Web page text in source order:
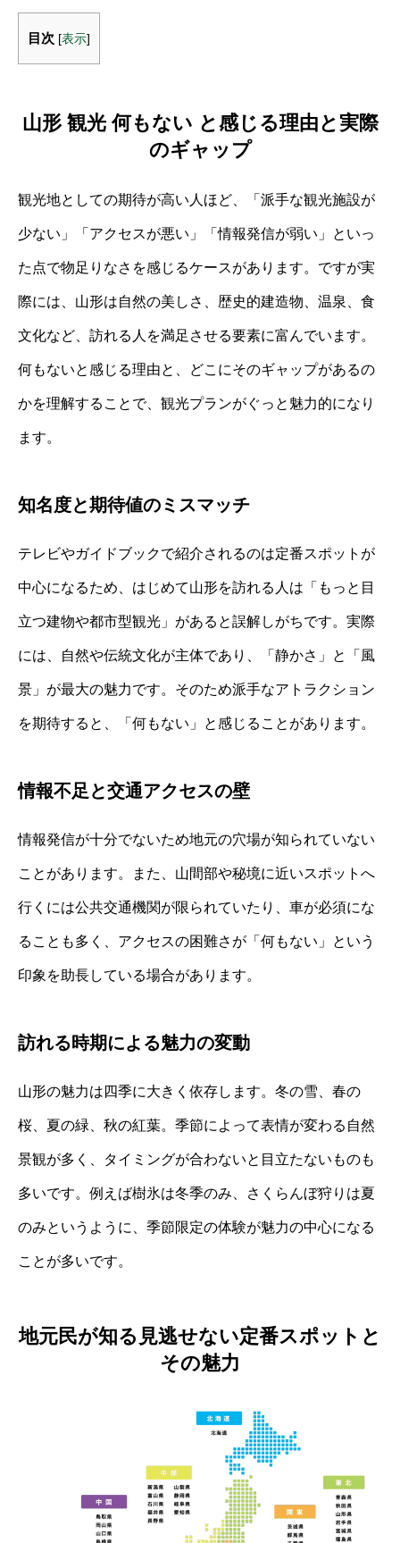
目次 [表示]
山形 観光 何もない と感じる理由と実際
のギャップ
観光地としての期待が高い人ほど、「派手な観光施設が
少ない」「アクセスが悪い」「情報発信が弱い」といっ
た点で物足りなさを感じるケースがあります。ですが実
際には、山形は自然の美しさ、歴史的建造物、温泉、食
文化など、訪れる人を満足させる要素に富んでいます。
何もないと感じる理由と、どこにそのギャップがあるの
かを理解することで、観光プランがぐっと魅力的になり
ます。
知名度と期待値のミスマッチ
テレビやガイドブックで紹介されるのは定番スポットが
中心になるため、はじめて山形を訪れる人は「もっと目
立つ建物や都市型観光」があると誤解しがちです。実際
には、自然や伝統文化が主体であり、「静かさ」と「風
景」が最大の魅力です。そのため派手なアトラクション
を期待すると、「何もない」と感じることがあります。
情報不足と交通アクセスの壁
情報発信が十分でないため地元の穴場が知られていない
ことがあります。また、山間部や秘境に近いスポットへ
行くには公共交通機関が限られていたり、車が必須にな
ることも多く、アクセスの困難さが「何もない」という
印象を助長している場合があります。
訪れる時期による魅力の変動
山形の魅力は四季に大きく依存します。冬の雪、春の
桜、夏の緑、秋の紅葉。季節によって表情が変わる自然
景観が多く、タイミングが合わないと目立たないものも
多いです。例えば樹氷は冬季のみ、さくらんぼ狩りは夏
のみというように、季節限定の体験が魅力の中心になる
ことが多いです。
地元民が知る見逃せない定番スポットと
その魅力